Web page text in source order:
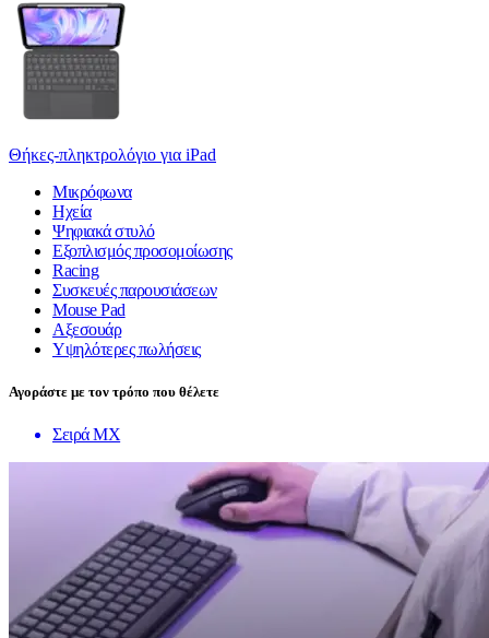
Θήκες-πληκτρολόγιο για iPad
Μικρόφωνα
Ηχεία
Ψηφιακά στυλό
Εξοπλισμός προσομοίωσης
Racing
Συσκευές παρουσιάσεων
Mouse Pad
Αξεσουάρ
Υψηλότερες πωλήσεις
Αγοράστε με τον τρόπο που θέλετε
Σειρά MX